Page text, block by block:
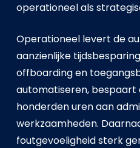
operationeel als
Operationeel levert de
aanzienlijke
offboarding en
automatiseren, bespaart
honderden uren aan
werkzaamheden.
foutgevoeligheid sterk